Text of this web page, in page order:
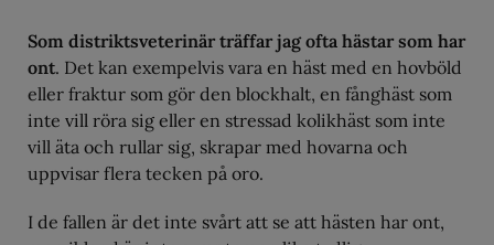
Som distriktsveterinär träffar jag ofta hästar som har
ont. Det kan exempelvis vara en häst med en hovböld
eller fraktur som gör den blockhalt, en fånghäst som
inte vill röra sig eller en stressad kolikhäst som inte
vill äta och rullar sig, skrapar med hovarna och
uppvisar flera tecken på oro.
I de fallen är det inte svårt att se att hästen har ont,